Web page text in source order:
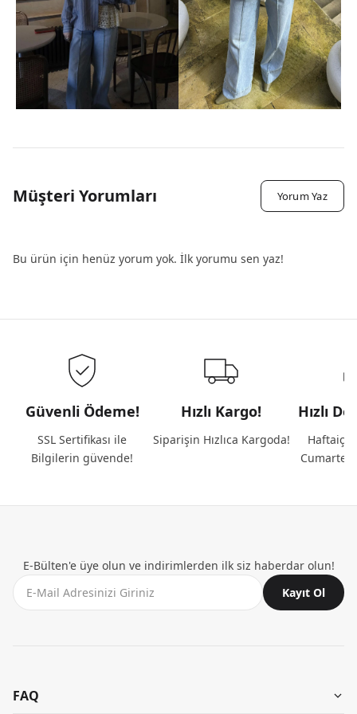
Müşteri Yorumları Yorum Yaz
Bu ürün için henüz yorum yok. İlk yorumu sen yaz!
Güvenli Ödeme!
SSL Sertifikası ile
Bilgilerin güvende!
Hızlı Kargo!
Siparişin Hızlıca Kargoda!
Hızlı
Haftaiçi
E-Bülten'e üye olun ve indirimlerden ilk siz haberdar olun!
Kayıt Ol
FAQ